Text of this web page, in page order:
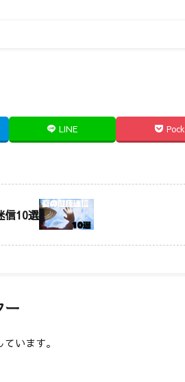
LINE
信10選
ー
います。